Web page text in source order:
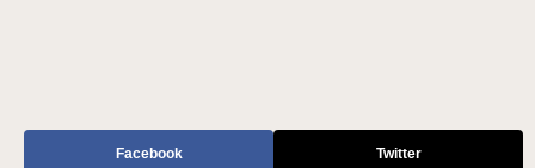
Facebook Twitter